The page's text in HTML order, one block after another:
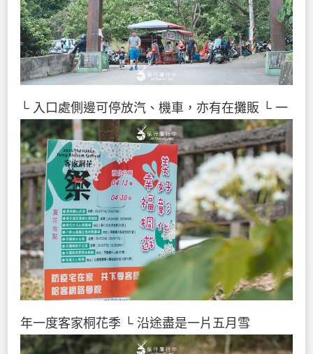
└ 入口處側邊可停放汽、機車，亦有在攤販 └ 一
年一度客家桐花季 └ 沿途盡是一片五月雪